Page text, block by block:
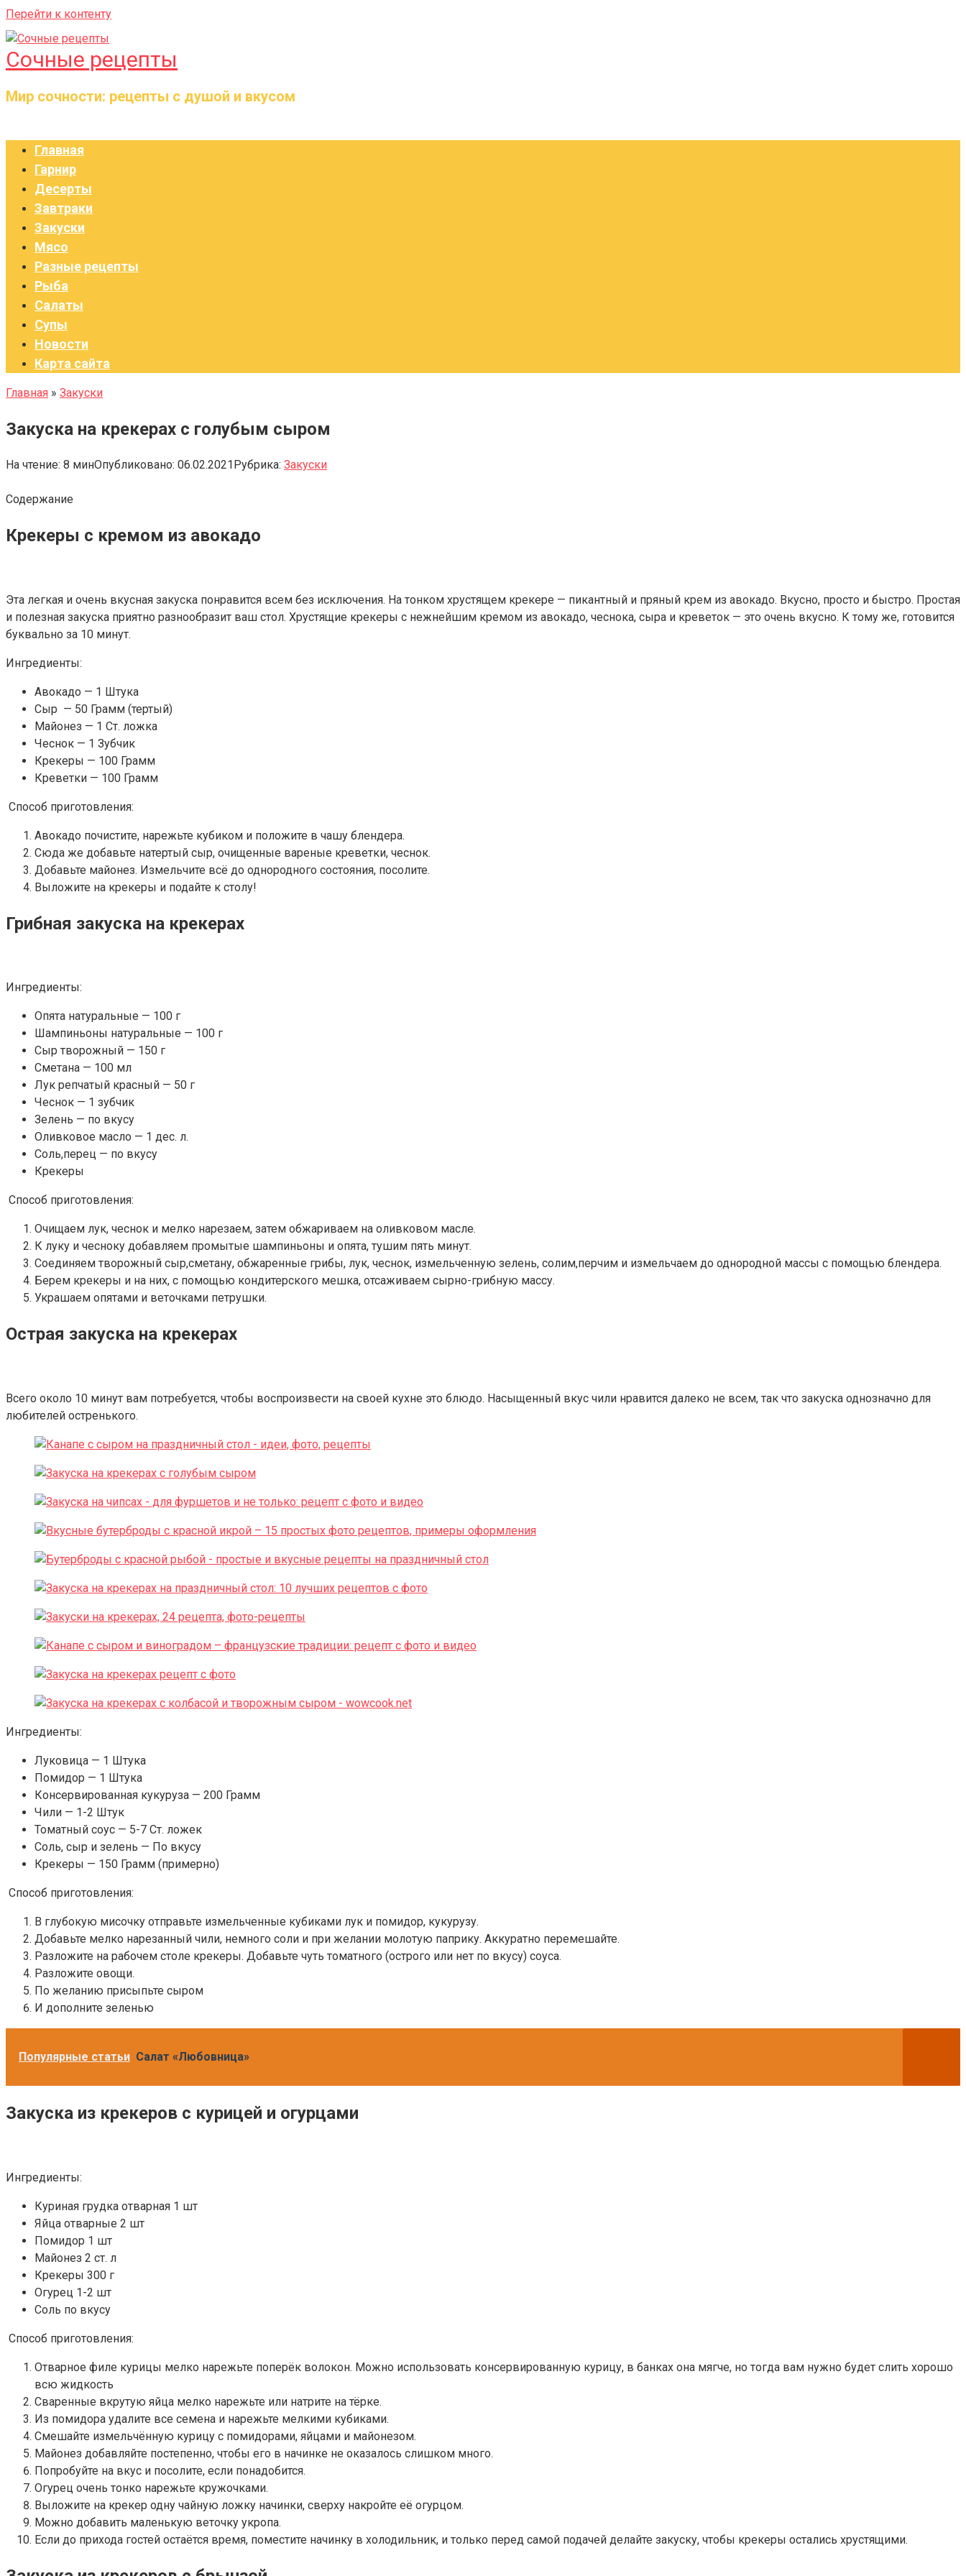
Перейти к контенту
Сочные рецепты
Мир сочности: рецепты с душой и вкусом
Главная
Гарнир
Десерты
Завтраки
Закуски
Мясо
Разные рецепты
Рыба
Салаты
Супы
Новости
Карта сайта
Главная » Закуски
Закуска на крекерах с голубым сыром
На чтение: 8 минОпубликовано: 06.02.2021Рубрика: Закуски
Содержание
Крекеры с кремом из авокадо
Эта легкая и очень вкусная закуска понравится всем без исключения. На тонком хрустящем крекере — пикантный и пряный крем из авокадо. Вкусно, просто и быстро. Простая
и полезная закуска приятно разнообразит ваш стол. Хрустящие крекеры с нежнейшим кремом из авокадо, чеснока, сыра и креветок — это очень вкусно. К тому же, готовится
буквально за 10 минут.
Ингредиенты:
Авокадо — 1 Штука
Сыр — 50 Грамм (тертый)
Майонез — 1 Ст. ложка
Чеснок — 1 Зубчик
Крекеры — 100 Грамм
Креветки — 100 Грамм
Способ приготовления:
Авокадо почистите, нарежьте кубиком и положите в чашу блендера.
Сюда же добавьте натертый сыр, очищенные вареные креветки, чеснок.
Добавьте майонез. Измельчите всё до однородного состояния, посолите.
Выложите на крекеры и подайте к столу!
Грибная закуска на крекерах
Ингредиенты:
Опята натуральные — 100 г
Шампиньоны натуральные — 100 г
Сыр творожный — 150 г
Сметана — 100 мл
Лук репчатый красный — 50 г
Чеснок — 1 зубчик
Зелень — по вкусу
Оливковое масло — 1 дес. л.
Соль,перец — по вкусу
Крекеры
Способ приготовления:
Очищаем лук, чеснок и мелко нарезаем, затем обжариваем на оливковом масле.
К луку и чесноку добавляем промытые шампиньоны и опята, тушим пять минут.
Соединяем творожный сыр,сметану, обжаренные грибы, лук, чеснок, измельченную зелень, солим,перчим и измельчаем до однородной массы с помощью блендера.
Берем крекеры и на них, с помощью кондитерского мешка, отсаживаем сырно-грибную массу.
Украшаем опятами и веточками петрушки.
Острая закуска на крекерах
Всего около 10 минут вам потребуется, чтобы воспроизвести на своей кухне это блюдо. Насыщенный вкус чили нравится далеко не всем, так что закуска однозначно для
любителей остренького.
Ингредиенты:
Луковица — 1 Штука
Помидор — 1 Штука
Консервированная кукуруза — 200 Грамм
Чили — 1-2 Штук
Томатный соус — 5-7 Ст. ложек
Соль, сыр и зелень — По вкусу
Крекеры — 150 Грамм (примерно)
Способ приготовления:
В глубокую мисочку отправьте измельченные кубиками лук и помидор, кукурузу.
Добавьте мелко нарезанный чили, немного соли и при желании молотую паприку. Аккуратно перемешайте.
Разложите на рабочем столе крекеры. Добавьте чуть томатного (острого или нет по вкусу) соуса.
Разложите овощи.
По желанию присыпьте сыром
И дополните зеленью
Популярные статьи Салат «Любовница»
Закуска из крекеров с курицей и огурцами
Ингредиенты:
Куриная грудка отварная 1 шт
Яйца отварные 2 шт
Помидор 1 шт
Майонез 2 ст. л
Крекеры 300 г
Огурец 1-2 шт
Соль по вкусу
Способ приготовления:
Отварное филе курицы мелко нарежьте поперёк волокон. Можно использовать консервированную курицу, в банках она мягче, но тогда вам нужно будет слить хорошо
всю жидкость
Сваренные вкрутую яйца мелко нарежьте или натрите на тёрке.
Из помидора удалите все семена и нарежьте мелкими кубиками.
Смешайте измельчённую курицу с помидорами, яйцами и майонезом.
Майонез добавляйте постепенно, чтобы его в начинке не оказалось слишком много.
Попробуйте на вкус и посолите, если понадобится.
Огурец очень тонко нарежьте кружочками.
Выложите на крекер одну чайную ложку начинки, сверху накройте её огурцом.
Можно добавить маленькую веточку укропа.
Если до прихода гостей остаётся время, поместите начинку в холодильник, и только перед самой подачей делайте закуску, чтобы крекеры остались хрустящими.